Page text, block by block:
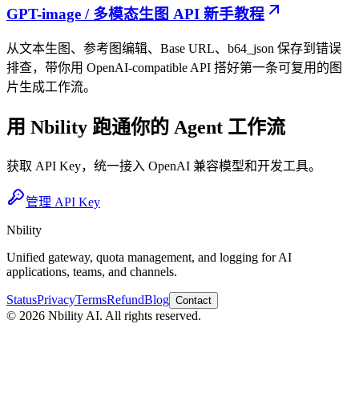
GPT-image / 多模态生图 API 新手教程
从文本生图、参考图编辑、Base URL、b64_json 保存到错误
排查，带你用 OpenAI-compatible API 搭好第一条可复用的图
片生成工作流。
用 Nbility 跑通你的 Agent 工作流
获取 API Key，统一接入 OpenAI 兼容模型和开发工具。
管理 API Key
Nbility
Unified gateway, quota management, and logging for AI
applications, teams, and channels.
StatusPrivacyTermsRefundBlog Contact
© 2026 Nbility AI. All rights reserved.